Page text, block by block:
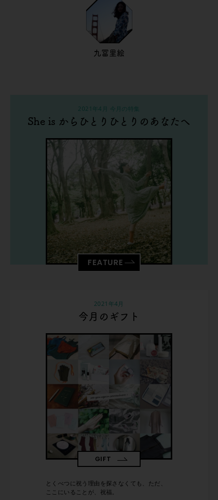
九冨里絵
2021年4月 今月の特集
She is からひとりひとりのあなたへ
FEATURE
2021年4月
今月のギフト
GIFT
とくべつに祝う理由を探さなくても、ただ、
ここにいることが、祝福。